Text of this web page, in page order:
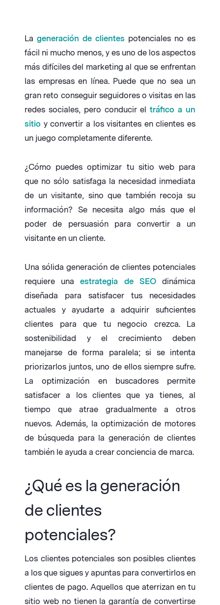
La generación de clientes potenciales no es
fácil ni mucho menos, y es uno de los aspectos
más difíciles del marketing al que se enfrentan
las empresas en línea. Puede que no sea un
gran reto conseguir seguidores o visitas en las
redes sociales, pero conducir eltráfico a un
sitio y convertir a los visitantes en clientes es
un juego completamente diferente.
¿Cómo puedes optimizar tu sitio web para
que no sólo satisfaga la necesidad inmediata
de un visitante, sino que también recoja su
información? Se necesita algo más que el
poder de persuasión para convertir a un
visitante en un cliente.
Una sólida generación de clientes potenciales
requiere unaestrategia de SEOdinámica
diseñada para satisfacer tus necesidades
actuales y ayudarte a adquirir suficientes
clientes para que tu negocio crezca. La
sostenibilidad y el crecimiento deben
manejarse de forma paralela; si se intenta
priorizarlos juntos, uno de ellos siempre sufre.
La optimización en buscadores permite
satisfacer a los clientes que ya tienes, al
tiempo que atrae gradualmente a otros
nuevos. Además, la optimización de motores
de búsqueda para la generación de clientes
también le ayuda a crear conciencia de marca.
¿Qué es la generación
de clientes
potenciales?
Los clientes potenciales son posibles clientes
a los que sigues y apuntas para convertirlos en
clientes de pago. Aquellos que aterrizan en tu
sitio web no tienen la garantía de convertirse